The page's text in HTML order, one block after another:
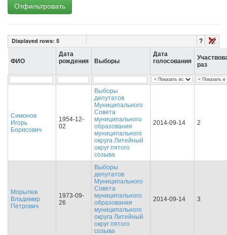
Отфильтровать
Displayed rows: 5 ?
ФИО
Дата
рождения
Выборы
Дата
голосования
раз
Симонов
Игорь
Борисович
1954-12-
02
Выборы
депутатов
Муниципального
Совета
муниципального
образования
муниципального
округа Литейный
округ пятого
созыва
2014-09-14 2
Морылев
Владимир
Петрович
1973-09-
26
Выборы
депутатов
Муниципального
Совета
муниципального
образования
муниципального
округа Литейный
округ пятого
созыва
2014-09-14 3